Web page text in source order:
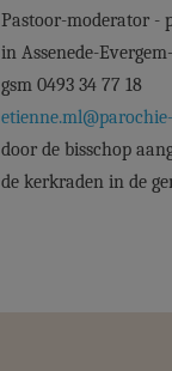
Pastoor-moderator -
in Assenede-
gsm 0493 34 77 18
door de bisschop
de kerkraden in de